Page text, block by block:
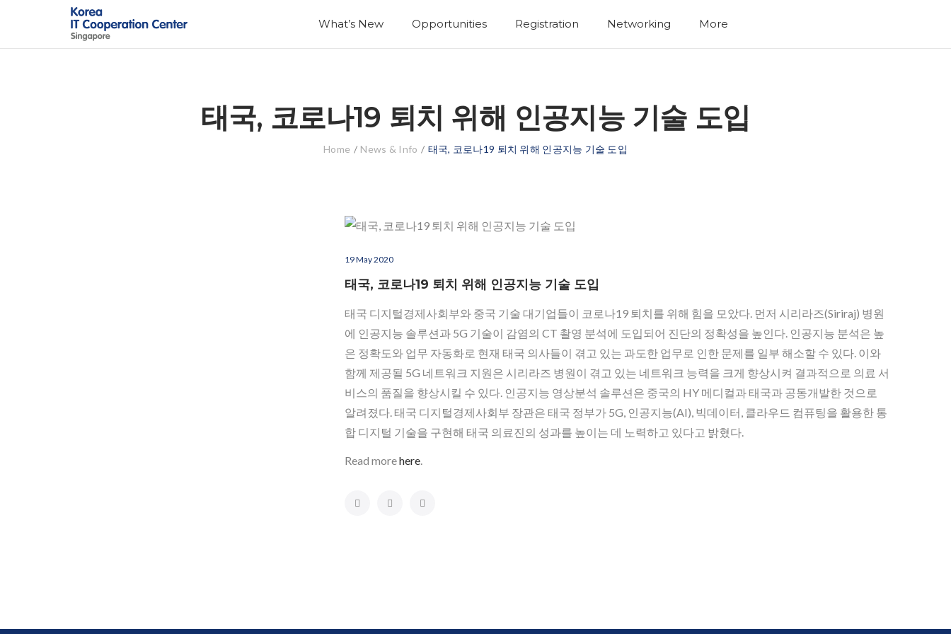
content
What’s New Opportunities Registration Networking More
태국, 코로나19 퇴치 위해 인공지능 기술 도입
Home / News & Info / 태국, 코로나19 퇴치 위해 인공지능 기술 도입
19 May 2020
태국, 코로나19 퇴치 위해 인공지능 기술 도입
태국 디지털경제사회부와 중국 기술 대기업들이 코로나19 퇴치를 위해 힘을 모았다. 먼저 시리라즈(Siriraj) 병원
에 인공지능 솔루션과 5G 기술이 감염의 CT 촬영 분석에 도입되어 진단의 정확성을 높인다. 인공지능 분석은 높
은 정확도와 업무 자동화로 현재 태국 의사들이 겪고 있는 과도한 업무로 인한 문제를 일부 해소할 수 있다. 이와
함께 제공될 5G 네트워크 지원은 시리라즈 병원이 겪고 있는 네트워크 능력을 크게 향상시켜 결과적으로 의료 서
비스의 품질을 향상시킬 수 있다. 인공지능 영상분석 솔루션은 중국의 HY 메디컬과 태국과 공동개발한 것으로
알려졌다. 태국 디지털경제사회부 장관은 태국 정부가 5G, 인공지능(AI), 빅데이터, 클라우드 컴퓨팅을 활용한 통
합 디지털 기술을 구현해 태국 의료진의 성과를 높이는 데 노력하고 있다고 밝혔다.
Read morehere.
FacebookTwitterGoogle+